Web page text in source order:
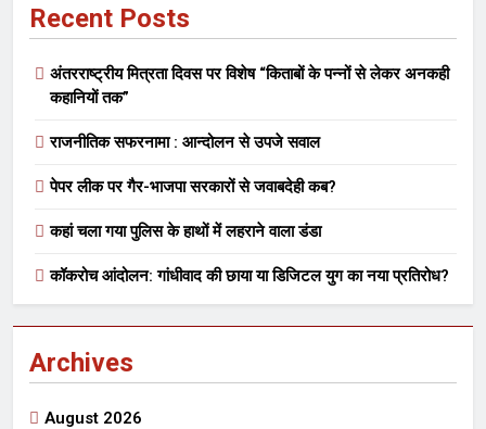
Recent Posts
अंतरराष्ट्रीय मित्रता दिवस पर विशेष “किताबों के पन्नों से लेकर अनकही
कहानियों तक”
राजनीतिक सफरनामा : आन्दोलन से उपजे सवाल
पेपर लीक पर गैर-भाजपा सरकारों से जवाबदेही कब?
कहां चला गया पुलिस के हाथों में लहराने वाला डंडा
कॉकरोच आंदोलन: गांधीवाद की छाया या डिजिटल युग का नया प्रतिरोध?
Archives
August 2026